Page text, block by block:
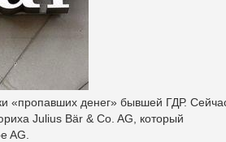
«пропавших денег» бывшей ГДР.
Julius Bär & Co. AG, который
AG.